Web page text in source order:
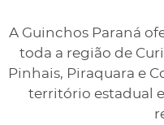
A Guinchos Paraná
toda a região de
Pinhais, Piraquara e
território estadual